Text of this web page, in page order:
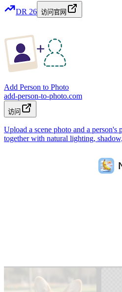
DR 26 访问官网
Add Person to Photo
add-person-to-photo.com
访问
Upload a scene photo and a person's
together with natural lighting,